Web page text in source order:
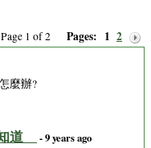
Page 1 of 2 Pages: 1 2
麼辦?
道
- 9 years ago